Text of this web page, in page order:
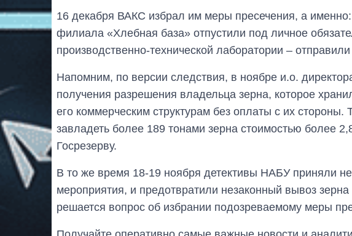
16 декабря ВАКС избрал им меры пресечения, а
филиала «Хлебная база» отпустили под личное
производственно-технической лаборатории –
Напомним, по версии следствия, в ноябре и.о.
получения разрешения владельца зерна, которое
его коммерческим структурам без оплаты с их
завладеть более 189 тонами зерна стоимостью более
Госрезерву.
В то же время 18-19 ноября детективы НАБУ приняли
мероприятия, и предотвратили незаконный вывоз
решается вопрос об избрании подозреваемому меры